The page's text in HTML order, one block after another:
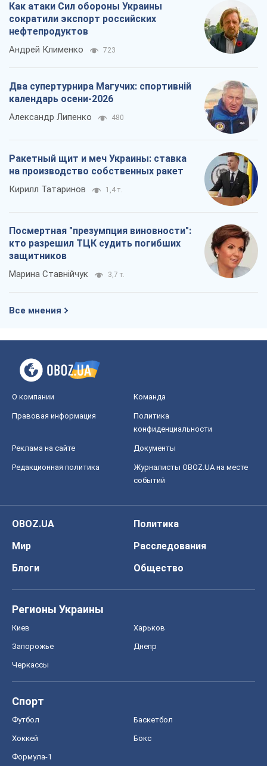
Как атаки Сил обороны Украины
сократили экспорт российских
нефтепродуктов
Андрей Клименко 723
Два супертурнира Магучих: спортивній
календарь осени-2026
Александр Липенко 480
Ракетный щит и меч Украины: ставка
на производство собственных ракет
Кирилл Татаринов 1,4 т.
Посмертная "презумпция виновности":
кто разрешил ТЦК судить погибших
защитников
Марина Ставнійчук 3,7 т.
Все мнения
О компании Команда
Правовая информация
Политика
конфиденциальности
Реклама на сайте Документы
Редакционная политика
Журналисты OBOZ.UA на месте
событий
OBOZ.UA
Политика
Мир
Расследования
Блоги
Общество
Регионы Украины
Киев Харьков
Запорожье Днепр
Черкассы
Спорт
Футбол Баскетбол
Хоккей Бокс
Формула-1